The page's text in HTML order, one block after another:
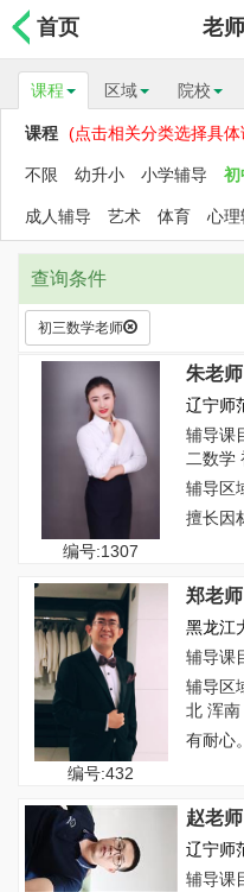
首页 老
课程 区域 院校
课程 (点击相关分类选择具体
不限 幼升小 小学辅导 初
成人辅导 艺术 体育 心理
查询条件
初三数学老师
编号:1307
朱老师
辽宁师
辅导课
二数学
辅导区
擅长因
编号:432
郑老师
黑龙江
辅导课
辅导区
北 浑南
有耐心
赵老师
辽宁师
辅导课